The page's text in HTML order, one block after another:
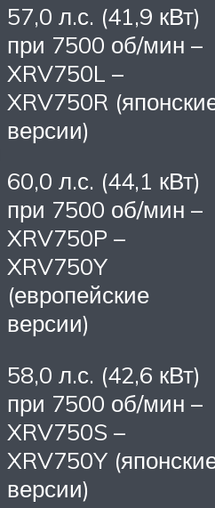
57,0 л.с. (41,9 кВт)
при 7500 об/мин –
XRV750L –
XRV750R
версии)
60,0 л.с. (44,1 кВт)
при 7500 об/мин –
XRV750P –
XRV750Y
(европейские
версии)
58,0 л.с. (42,6 кВт)
при 7500 об/мин –
XRV750S –
XRV750Y
версии)